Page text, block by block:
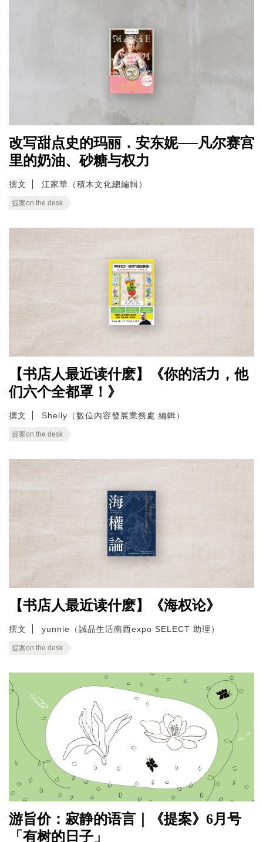
改写甜点史的玛丽．安东妮──凡尔赛宫
里的奶油、砂糖与权力
撰文 江家華（積木文化總編輯）
提案on the desk
【书店人最近读什麽】《你的活力，他
们六个全都罩！》
撰文 Shelly（數位內容發展業務處 編輯）
提案on the desk
【书店人最近读什麽】《海权论》
撰文 yunnie（誠品生活南西expo SELECT 助理）
提案on the desk
游旨价：寂静的语言｜《提案》6月号
「有树的日子」